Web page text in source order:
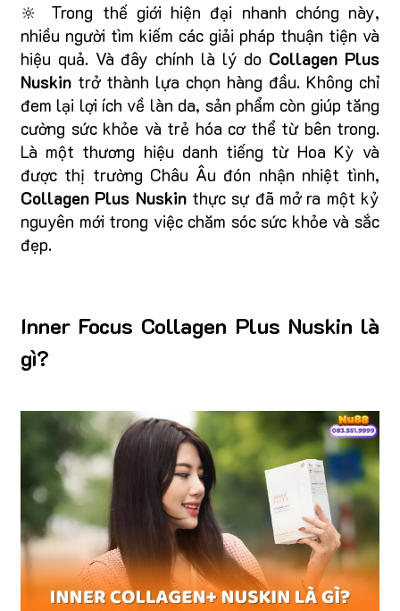
🔆 Trong thế giới hiện đại nhanh chóng này,
nhiều người tìm kiếm các giải pháp thuận tiện và
hiệu quả. Và đây chính là lý do Collagen Plus
Nuskin trở thành lựa chọn hàng đầu. Không chỉ
đem lại lợi ích về làn da, sản phẩm còn giúp tăng
cường sức khỏe và trẻ hóa cơ thể từ bên trong.
Là một thương hiệu danh tiếng từ Hoa Kỳ và
được thị trường Châu Âu đón nhận nhiệt tình,
Collagen Plus Nuskinthực sự đã mở ra một kỷ
nguyên mới trong việc chăm sóc sức khỏe và sắc
đẹp.
Inner Focus Collagen Plus Nuskin là
gì?